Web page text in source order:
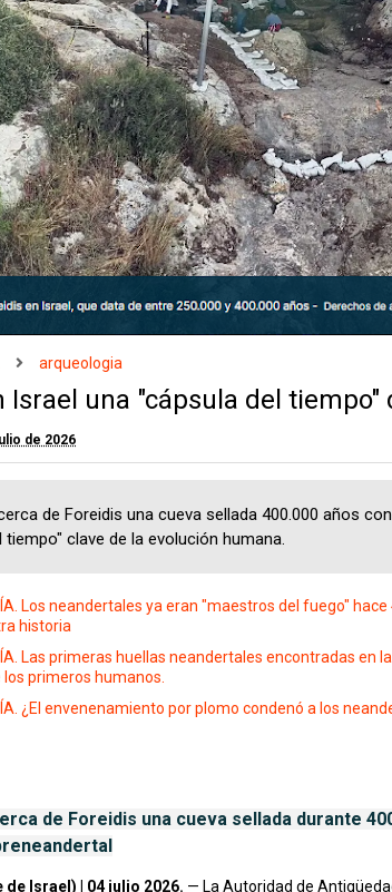
arqueologia
Israel una "cápsula del tiempo"
de 2026
de Foreidis una cueva sellada 400.000 años
tiempo" clave de la evolución humana.
Los neandertales ya eran "maestros del fuego"
historia
Las primeras huellas neandertales encontradas en
primeros humanos.
¿El envenenamiento por plomo condenó a los
de Foreidis una cueva sellada durante
Israel) | 04 julio 2026. — La Autoridad de